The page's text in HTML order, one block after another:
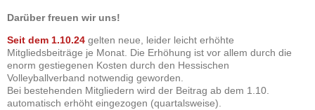
Darüber freuen wir uns!
Seit dem 1.10.24 gelten neue, leider leicht erhöhte
Mitgliedsbeiträge je Monat. Die Erhöhung ist vor allem durch die
enorm gestiegenen Kosten durch den Hessischen
Volleyballverband notwendig geworden.
Bei bestehenden Mitgliedern wird der Beitrag ab dem 1.10.
automatisch erhöht eingezogen (quartalsweise).